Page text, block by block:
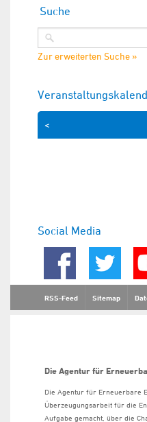
Suche
Zur erweiterten Suche »
<
Social Media
RSS-Feed Sitemap
Die Agentur für
Die Agentur für Erneuerbare
Überzeugungsarbeit für die
Aufgabe gemacht, über die